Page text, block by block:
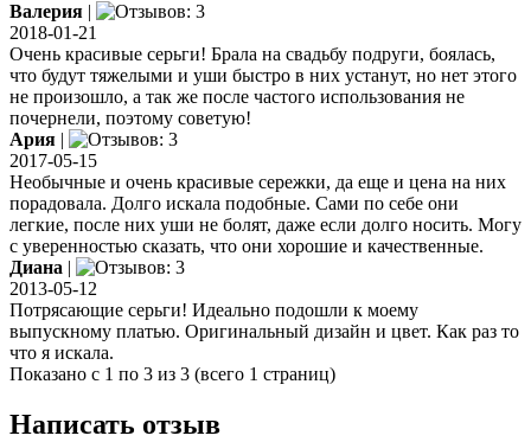
Валерия |
2018-01-21
Очень красивые серьги! Брала на свадьбу подруги, боялась,
что будут тяжелыми и уши быстро в них устанут, но нет этого
не произошло, а так же после частого использования не
почернели, поэтому советую!
Ария |
2017-05-15
Необычные и очень красивые сережки, да еще и цена на них
порадовала. Долго искала подобные. Сами по себе они
легкие, после них уши не болят, даже если долго носить. Могу
с уверенностью сказать, что они хорошие и качественные.
Диана |
2013-05-12
Потрясающие серьги! Идеально подошли к моему
выпускному платью. Оригинальный дизайн и цвет. Как раз то
что я искала.
Показано с 1 по 3 из 3 (всего 1 страниц)
Написать отзыв